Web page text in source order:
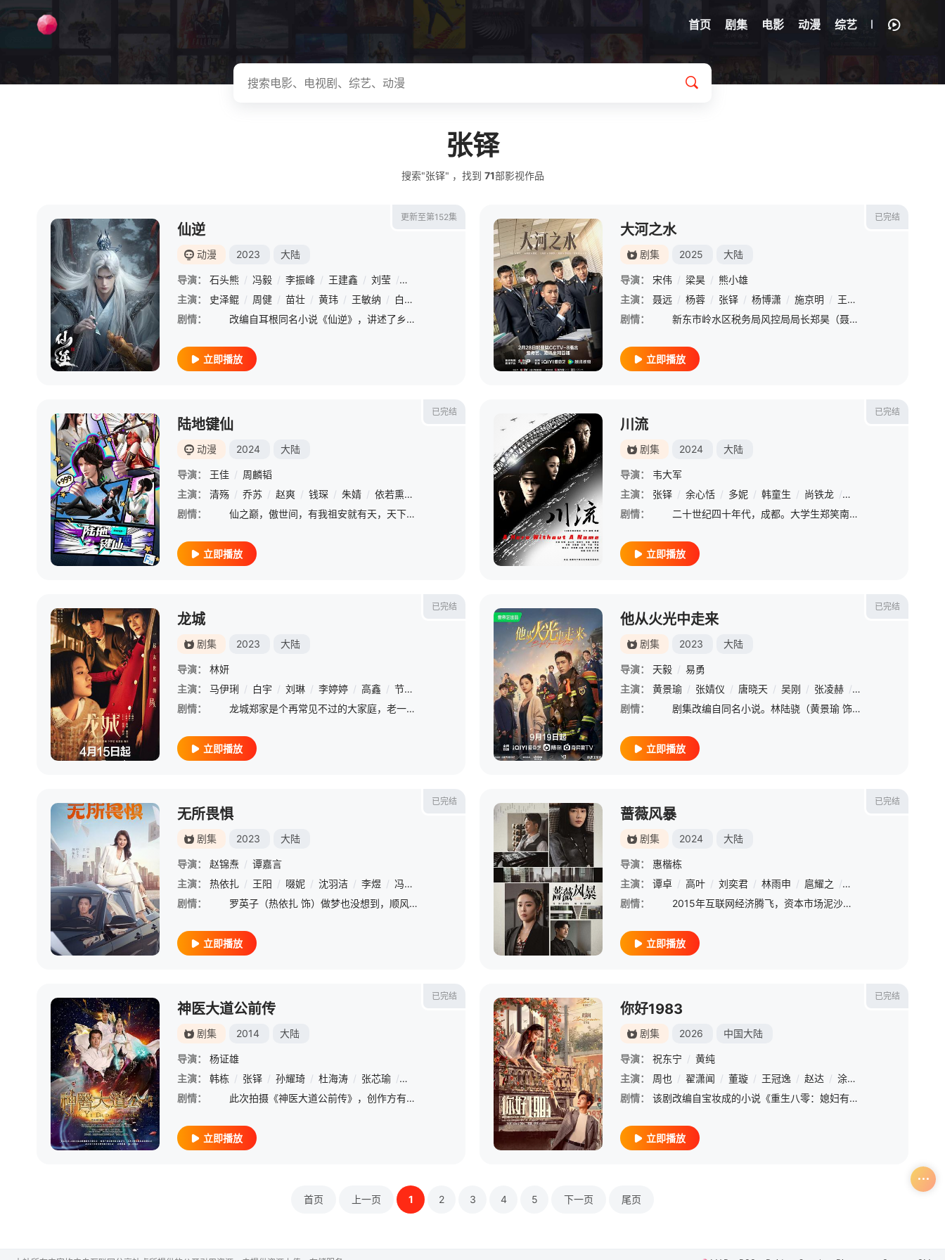
首页 剧集 电影 动漫 综艺
张铎
搜索"张铎" ，找到 71部影视作品
更新至第152集
仙逆
动漫 2023 大陆
导演： 石头熊 / 冯毅 / 李振峰 / 王建鑫 / 刘莹 / 杜文凯 高佳 / 王栋
主演：
史泽鲲 / 周健 / 苗壮 / 黄玮 / 王敏纳 / 白雪岑 赵俊凌 / 任景行 / 张如麟 辰朔 / 张铎
剧情：
改编自耳根同名小说《仙逆》，讲述了乡村平凡少年王林以心中之感动，逆仙而修，求的不仅是长生，更多的是摆脱那背后的蝼蚁之身。他坚信道在人为，以平庸的资质踏入修真仙途，历经坎坷风雨，凭着其聪睿的心智，一
立即播放
已完结
大河之水
剧集 2025 大陆
导演： 宋伟 / 梁昊 / 熊小雄
主演：
聂远 / 杨蓉 / 张铎 / 杨博潇 / 施京明 / 王瑞欣
剧情：
新东市岭水区税务局风控局局长郑昊（聂远 饰）运用大数据技术屡破要案，被调入稽查局担任检查二科科长；其前女友梁锦秋（杨蓉 饰），在异国打拼多年后也在此时回国发展事业；而与二人在大学期间称为“高智商铁
立即播放
已完结
陆地键仙
动漫 2024 大陆
导演： 王佳 / 周麟韬
主演：
清殇 / 乔苏 / 赵爽 / 钱琛 / 朱婧 / 依若熏 / 幽幽 / 刘曼 若瑾 / 吕琼 张铎 / 孙悦 张胡子 猕猴桃 / 姚雷 栾立胜 刘浩
剧情：
仙之巅，傲世间，有我祖安就有天，天下剑仙三百万，遇我也需尽低眉，我为键仙自当镇压世间一切敌，谁在称无敌，哪个言不败？
立即播放
已完结
川流
剧集 2024 大陆
导演：
韦大军
主演：
张铎 / 余心恬 / 多妮 / 韩童生 / 尚铁龙 / 王冠
剧情：
二十世纪四十年代，成都。大学生郑笑南是个血性青年，目睹无辜民众死于日机轰炸、在大学共产党员同学的影响下，弃笔从戎、投身疆场。与日军一次恶战中，川军小分队全军覆没，郑笑南被八路军搭救并成为其中一员。
立即播放
已完结
龙城
剧集 2023 大陆
导演：
林妍
主演：
马伊琍 / 白宇 / 刘琳 / 李婷婷 / 高鑫 / 节冰 王维唯 / 王圣迪 / 牛超 史可 / 涂松岩 / 张铎 / 陈隆安 / 马月 / 都兰
剧情：
龙城郑家是个再常见不过的大家庭，老一辈关系紧密，年轻一代堂姐弟三人也胜似亲生。堂姐郑东霓（马伊琍 饰）的父母大伯大妈常年感情不和，打骂不断。破碎的成长环境养成她叛逆张扬的性格。她渴望摆脱原生家庭的
立即播放
已完结
他从火光中走来
剧集 2023 大陆
导演： 天毅 / 易勇
主演：
黄景瑜 / 张婧仪 / 唐晓天 / 吴刚 / 张凌赫 / 王子奇
剧情：
剧集改编自同名小说。林陆骁（黄景瑜 饰）拥有过人的消防技巧和丰富的消防经验，是北浔市和平路特勤站站长。因缘际会下，他被选中成了一档旨在科普消防知识的真人节目的教官。在节目中林陆骁偶遇自己多年前从火
立即播放
已完结
无所畏惧
剧集 2023 大陆
导演： 赵锦焘 / 谭嘉言
主演：
热依扎 / 王阳 / 啜妮 / 沈羽洁 / 李煜 / 冯晖 / 陈瑾 / 朱时茂 / 郑晓宁 曹征 乔大韦 / 赵龙豪 / 康群智 / 马书良 / 翟小兴
剧情：
罗英子（热依扎 饰）做梦也没想到，顺风顺水二十八年的她，竟然翻到了阴沟里。这天是丈夫刘铭的三十岁生日，自己的律师资格证又考到了手，本以为是个好日子，她精心准备了一桌饭菜，却在家中枯等了一夜，刘铭走
立即播放
已完结
蔷薇风暴
剧集 2024 大陆
导演：
惠楷栋
主演：
谭卓 / 高叶 / 刘奕君 / 林雨申 / 扈耀之 / 田小洁
剧情：
2015年互联网经济腾飞，资本市场泥沙俱下，已届不惑的财经杂志主编谢琳慧发布了某投资机构合伙人婚变及违规商业操作的丑闻。这篇敢说实话的报道引发投行的震动与洗牌，直接导致投资经理江一笛身陷职场危机。
立即播放
已完结
神医大道公前传
剧集 2014 大陆
导演：
杨证雄
主演：
韩栋 / 张铎 / 孙耀琦 / 杜海涛 / 张芯瑜 / 牛飘 康福震 / 明俊臣 / 李茜 / 何沄伟
剧情：
此次拍摄《神医大道公前传》，创作方有意为“大道公”这一真和善的化身赋予一股青春的活力，从而成为一个集“真”、“善”、“美”于一身的“医神”形象，可谓“偶像版”的保生大帝。
立即播放
已完结
你好1983
剧集 2026 中国大陆
导演： 祝东宁 / 黄纯
主演：
周也 / 翟潇闻 / 董璇 / 王冠逸 / 赵达 / 涂凌
剧情：
该剧改编自宝妆成的小说《重生八零：媳妇有点辣》。故事发生在1983年，聚焦于一位现代女性的角色，她在那个充满变革的年代里，背负着“社畜”的标签，却勇敢地踏上了破除谣言与商海弄潮的征程。从一无所有到逐步
立即播放
首页 上一页 1 2 3 4 5 下一页 尾页